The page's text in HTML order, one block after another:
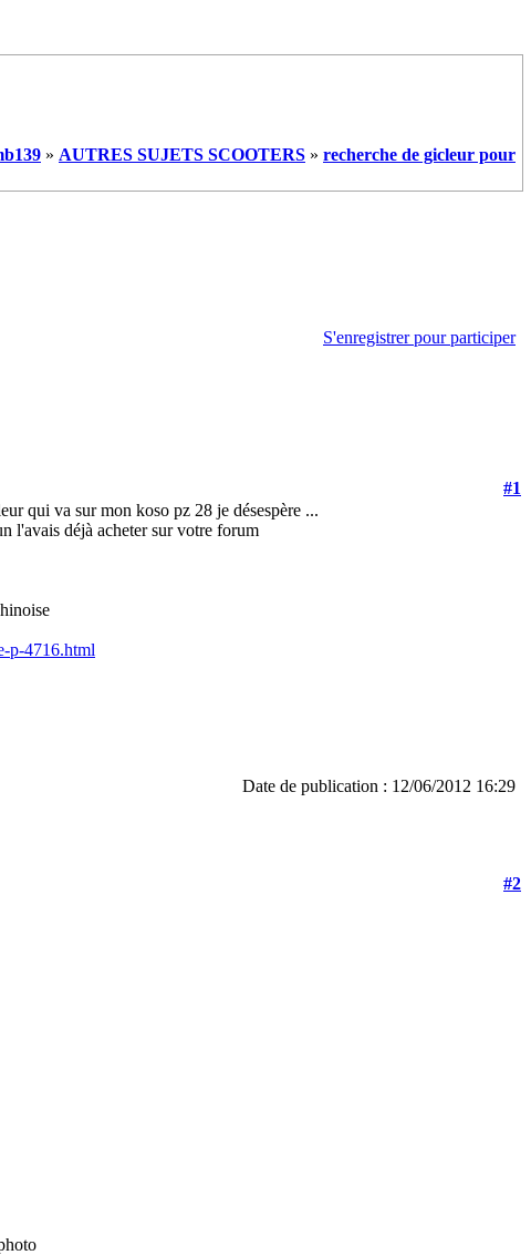
» AUTRES SUJETS SCOOTERS » recherche de gicleur pour
S'enregistrer pour participer
#1
qui va sur mon koso pz 28 je désespère ...
l'avais déjà acheter sur votre forum
p-4716.html
Date de publication : 12/06/2012 16:29
#2